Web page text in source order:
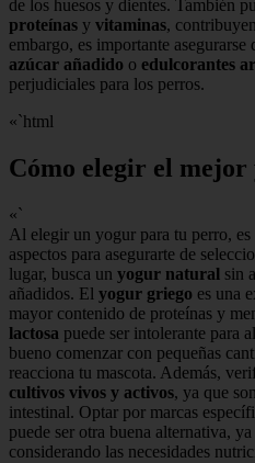
de los huesos y dientes. También
proteínas y vitaminas,
embargo, es importante
azúcar añadido o edulcorantes
perjudiciales para los perros.
«`html
Cómo elegir el
«`
Al elegir un yogur para tu perro,
aspectos para asegurarte de
lugar, busca un yogur natural sin
añadidos. El yogur griego es una
mayor contenido de proteínas y
lactosa puede ser intolerante para
bueno comenzar con pequeñas
reacciona tu mascota. Además,
cultivos vivos y activos, ya que
intestinal. Optar por marcas
puede ser otra buena alternativa,
considerando las necesidades